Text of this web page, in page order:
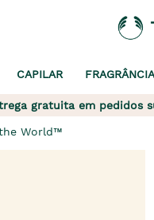
CAPILAR
gratuita em pedidos
World™